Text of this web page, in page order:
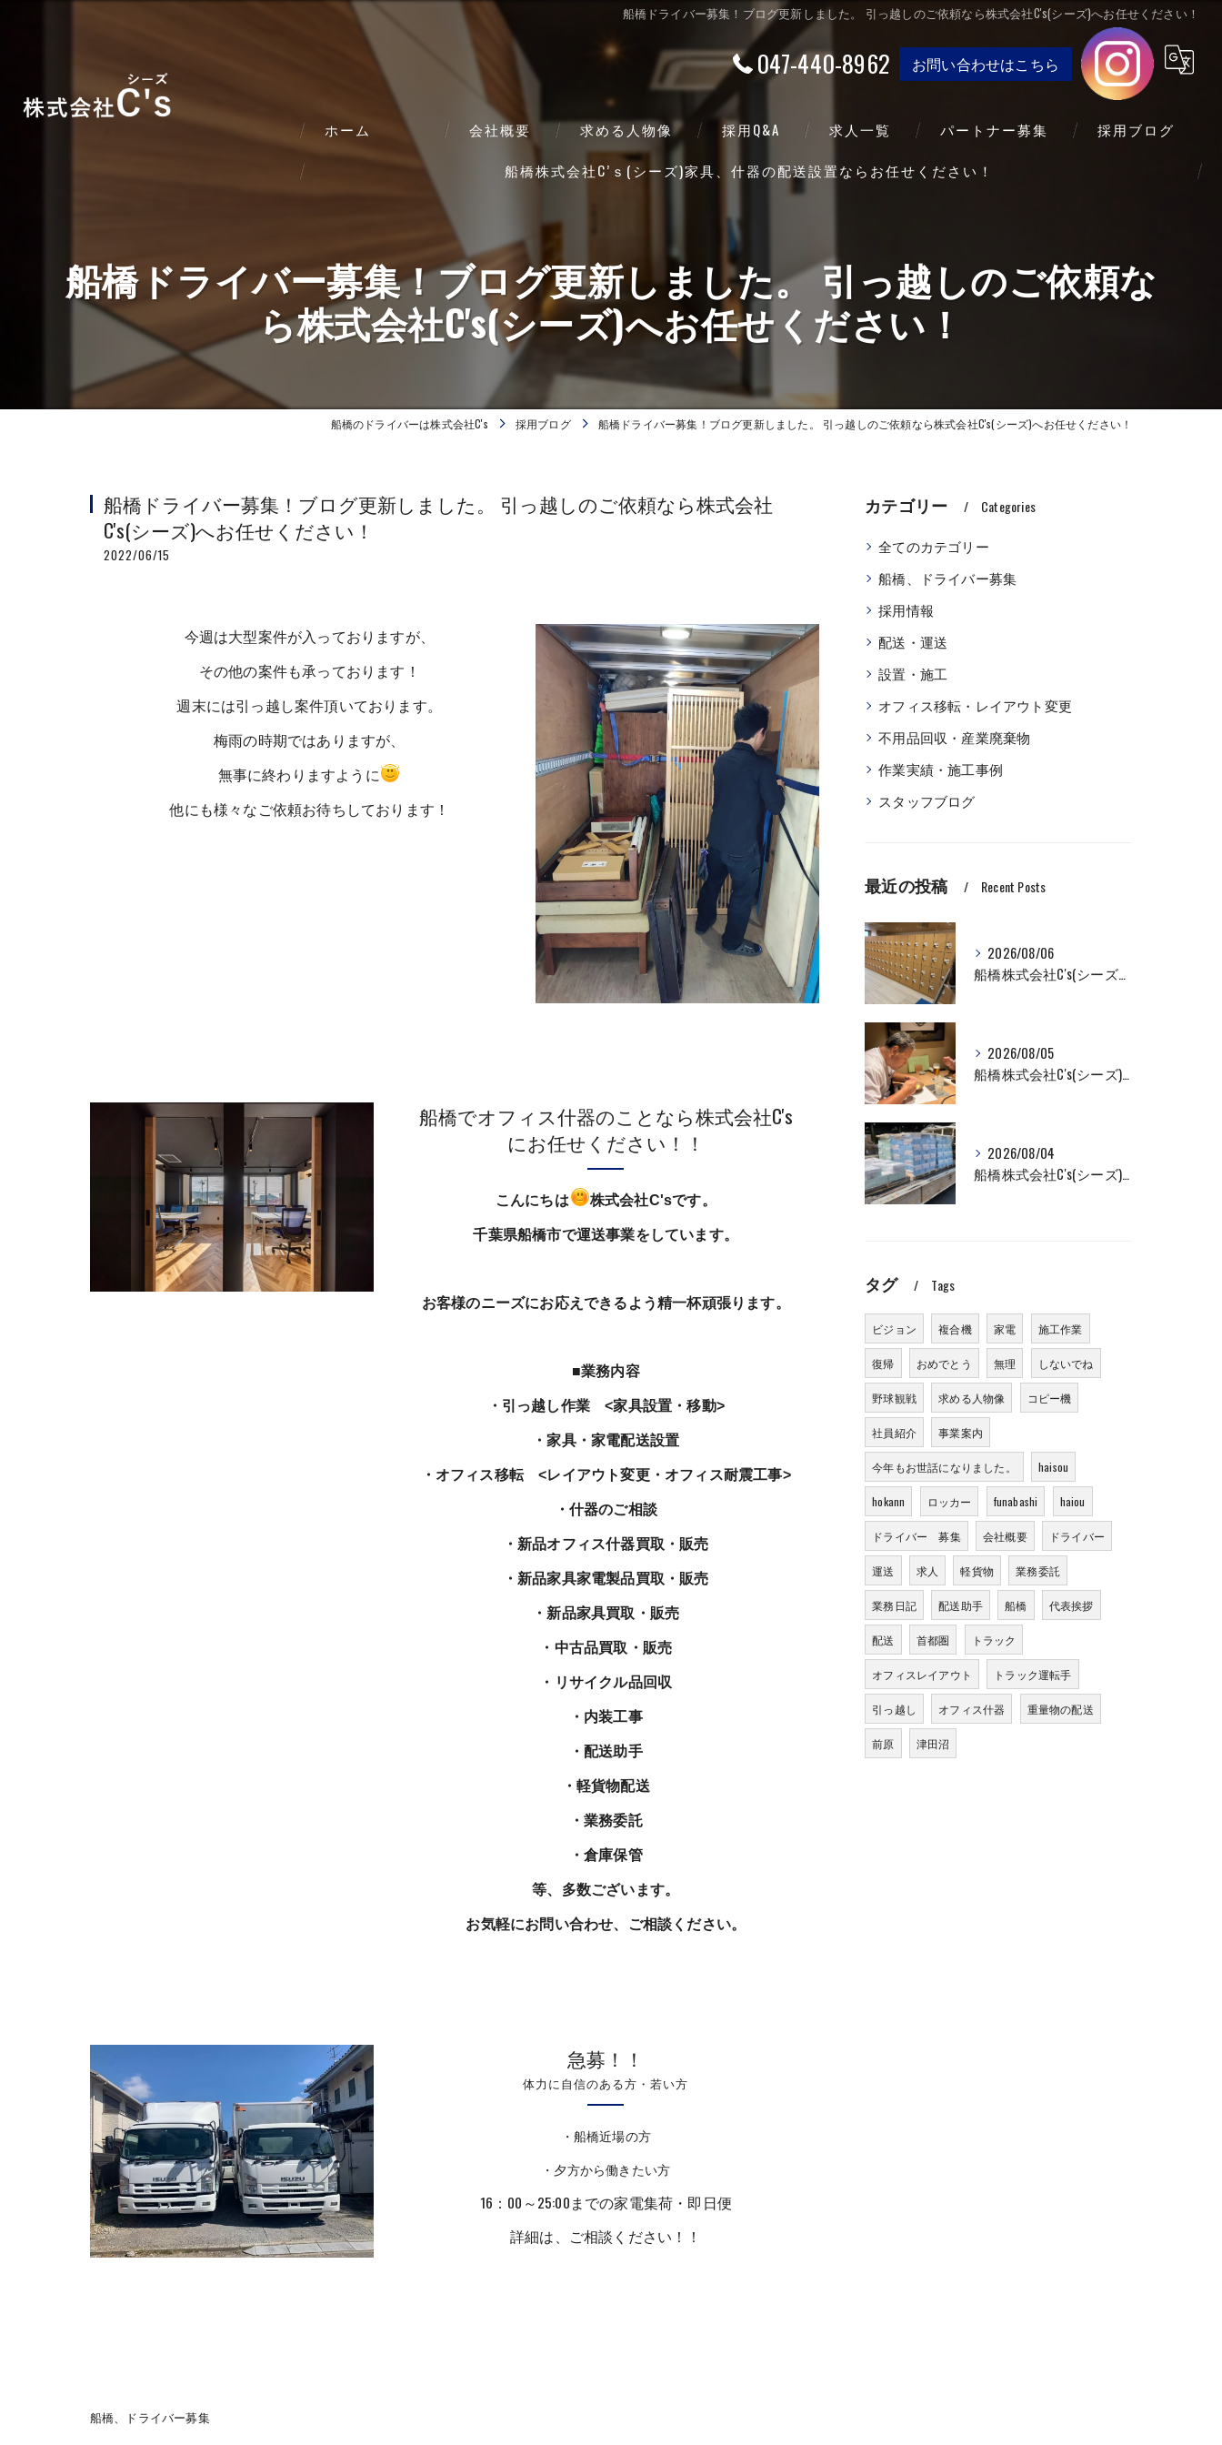
船橋ドライバー募集！ブログ更新しました。 引っ越しのご依頼なら株式会社C's(シーズ)へお任せください！
047-440-8962 お問い合わせはこちら
ホーム 会社概要
事業案内
求める人物像 採用Q&A 求人一覧 パートナー募集 採用ブログ
船橋株式会社C’ｓ(シーズ)家具、什器の配送設置ならお任せください！
船橋ドライバー募集！ブログ更新しました。 引っ越しのご依頼な
ら株式会社C's(シーズ)へお任せください！
船橋のドライバーは株式会社C's 採用ブログ 船橋ドライバー募集！ブログ更新しました。 引っ越しのご依頼なら株式会社C's(シーズ)へお任せください！
船橋ドライバー募集！ブログ更新しました。 引っ越しのご依頼なら株式会社
C's(シーズ)へお任せください！
2022/06/15
今週は大型案件が入っておりますが、
その他の案件も承っております！
週末には引っ越し案件頂いております。
梅雨の時期ではありますが、
無事に終わりますように
他にも様々なご依頼お待ちしております！
船橋でオフィス什器のことなら株式会社C's
にお任せください！！
こんにちは 株式会社C'sです。
千葉県船橋市で運送事業をしています。
お客様のニーズにお応えできるよう精一杯頑張ります。
■業務内容
・引っ越し作業 <家具設置・移動>
・家具・家電配送設置
・オフィス移転 <レイアウト変更・オフィス耐震工事>
・什器のご相談
・新品オフィス什器買取・販売
・新品家具家電製品買取・販売
・新品家具買取・販売
・中古品買取・販売
・リサイクル品回収
・内装工事
・配送助手
・軽貨物配送
・業務委託
・倉庫保管
等、多数ございます。
お気軽にお問い合わせ、ご相談ください。
急募！！
体力に自信のある方・若い方
・船橋近場の方
・夕方から働きたい方
16：00～25:00までの家電集荷・即日便
詳細は、ご相談ください！！
船橋、ドライバー募集
カテゴリー Categories
全てのカテゴリー
船橋、ドライバー募集
採用情報
配送・運送
設置・施工
オフィス移転・レイアウト変更
不用品回収・産業廃棄物
作業実績・施工事例
スタッフブログ
最近の投稿 Recent Posts
2026/08/06
船橋株式会社C's(シーズ）ロッカーの入れ替え作業も全国対応お任せ下さい！
2026/08/05
船橋株式会社C's(シーズ)商品輸送なら私たちにお任せください！お取引先様との交流を深めました！
2026/08/04
船橋株式会社C's(シーズ)商品輸送なら私たちにお任せください！
タグ Tags
ビジョン 複合機 家電 施工作業
復帰 おめでとう 無理 しないでね
野球観戦 求める人物像 コピー機
社員紹介 事業案内
今年もお世話になりました。 haisou
hokann ロッカー funabashi haiou
ドライバー 募集 会社概要 ドライバー
運送 求人 軽貨物 業務委託
業務日記 配送助手 船橋 代表挨拶
配送 首都圏 トラック
オフィスレイアウト トラック運転手
引っ越し オフィス什器 重量物の配送
前原 津田沼